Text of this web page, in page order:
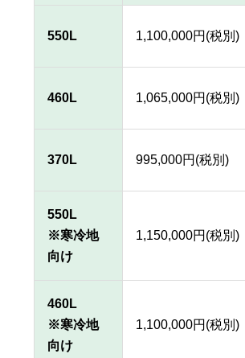
550L 1,100,000円(税別)
460L 1,065,000円(税別)
370L 995,000円(税別)
550L
※寒冷地
向け
1,150,000円(税別)
460L
※寒冷地
向け
1,100,000円(税別)